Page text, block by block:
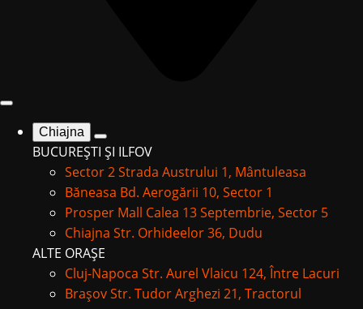
Chiajna
BUCUREȘTI ȘI ILFOV
Sector 2Strada Austrului 1, Mântuleasa
Băneasa Bd. Aerogării 10, Sector 1
Prosper Mall Calea 13 Septembrie, Sector 5
Chiajna Str. Orhideelor 36, Dudu
ALTE ORAȘE
Cluj-Napoca Str. Aurel Vlaicu 124, Între Lacuri
BrașovStr. Tudor Arghezi 21, Tractorul